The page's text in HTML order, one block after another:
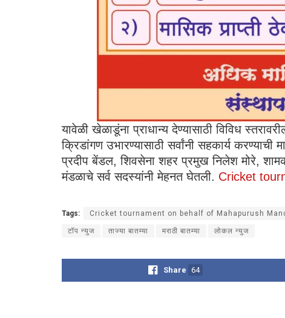
यावेळी खेळाडूंना प्राधान्य देण्यासाठी विविध
क्रिडांगण उभारण्यासाठी सर्वांनी सहकार्य
प्रदीप बेंडल, शिवसेना शहर प्रमुख निलेश मोरे,
मंडळाचे सर्व सदस्यांनी मेहनत घेतली. Cricket
Tags: Cricket tournament on behalf of Mahapurush
टॉप न्युज ताज्या बातम्या मराठी बातम्या लोकल न्युज
Share 64